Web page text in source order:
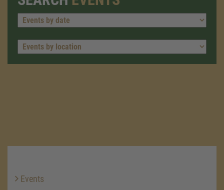
Events